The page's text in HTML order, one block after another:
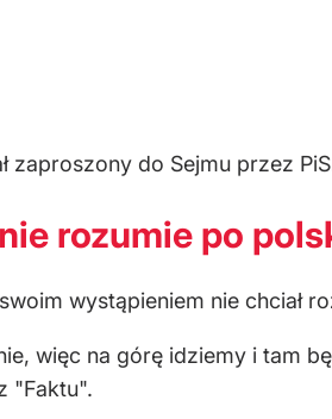
zaproszony do Sejmu przez
rozumie po
wystąpieniem nie chciał
więc na górę idziemy i tam
"Faktu".